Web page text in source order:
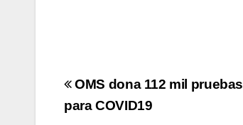
Navegación
de
OMS dona 112 mil pruebas
para COVID19